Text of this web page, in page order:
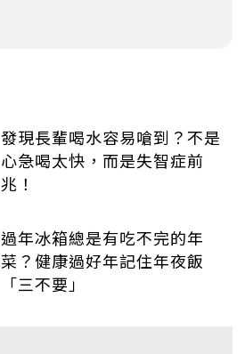
發現長輩喝水容易嗆到？不是
心急喝太快，而是失智症前
兆！
過年冰箱總是有吃不完的年
菜？健康過好年記住年夜飯
「三不要」